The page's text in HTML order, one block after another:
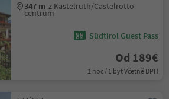
347 m z Kastelruth/Castelrotto
centrum
Südtirol Guest Pass
Od 189€
1 noc / 1 byt Včetně DPH